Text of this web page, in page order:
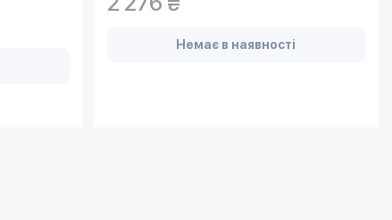
Немає в наявності